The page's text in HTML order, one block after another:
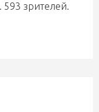
зрителей.